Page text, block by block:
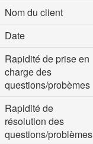
Nom du client
Date
Rapidité de prise en
charge des
questions/probèmes
Rapidité de
résolution des
questions/problèmes